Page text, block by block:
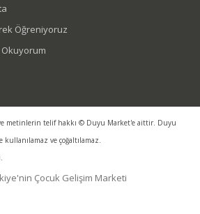
Öğreniyoruz
metinlerin telif hakkı © Duyu Market'e aittir. Duyu
ve çoğaltılamaz.
Çocuk Gelişim Marketi